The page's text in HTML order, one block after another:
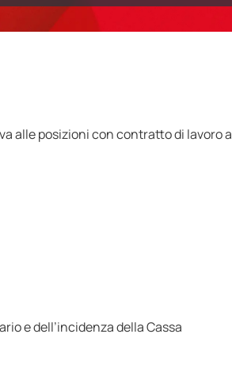
alle posizioni con contratto di lavoro a
e dell’incidenza della Cassa